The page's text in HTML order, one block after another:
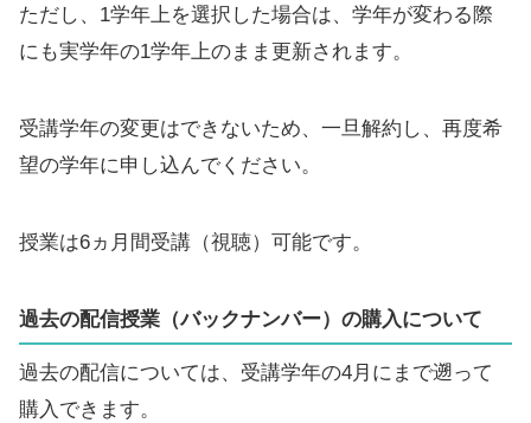
ただし、1学年上を選択した場合は、学年が変わる際
にも実学年の1学年上のまま更新されます。
受講学年の変更はできないため、一旦解約し、再度希
望の学年に申し込んでください。
授業は6ヵ月間受講（視聴）可能です。
過去の配信授業（バックナンバー）の購入について
過去の配信については、受講学年の4月にまで遡って
購入できます。